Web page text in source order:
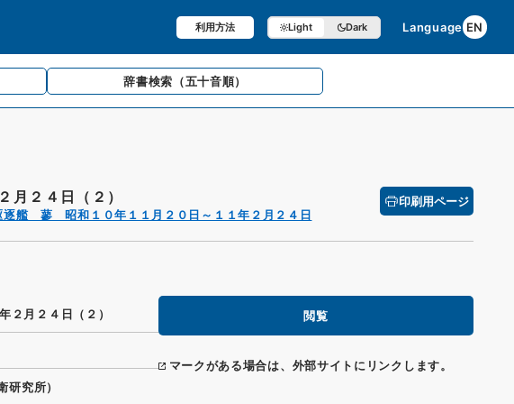
利用方法 Light Dark Language EN
辞書検索 （五十音順）
２４日（２）
逐艦 蓼 昭和１０年１１月２０日～１１年２月２４日
印刷用ページ
閲覧
マークがある場合は、外部サイトにリンクします。
月２４日（２）
究所）